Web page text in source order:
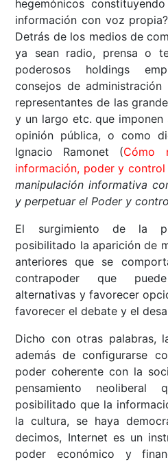
hegemónicos
información con voz
Detrás de los medios de
ya sean radio, prensa o
poderosos holdings
consejos de
representantes de las
y un largo etc. que
opinión pública, o como
Ignacio Ramonet (Cómo
información, poder y control
manipulación informativa
y perpetuar el Poder y
El surgimiento de la
posibilitado la aparición de
anteriores que se
contrapoder que
alternativas y favorecer
favorecer el debate y el
Dicho con otras palabras,
además de configurarse
poder coherente con la
pensamiento
posibilitado que la
la cultura, se haya
decimos, Internet es un
poder económico y